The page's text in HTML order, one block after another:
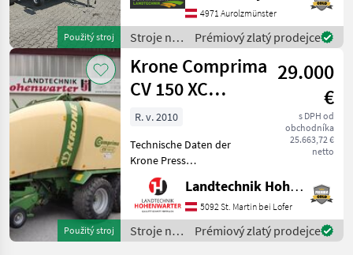
Použitý stroj
km/h (prvé zaregistrovanie
21. 3. 2013) - s
polopriateľnou kom
4971 Aurolzmünster
Stroje na
zber
objemových
krmív /
Krone
Prémiový zlatý prodejce
Použitý stroj
Krone Comprima
CV 150 XC
(15845)
29.000
€
s DPH od
obchodníka
25.663,72 €
netto
R. v. 2010
Technische Daten der
Krone Press
Wickelkombination CV 150
XC > Baujahr: 2010 > Bedien-
Terminal > 2-Leiter
Druckluft >
Untenanhängung K80
Landtechnik Hohenwarter GmbH
5092 St. Martin bei Lofer
Stroje na
zber
Prémiový zlatý prodejce